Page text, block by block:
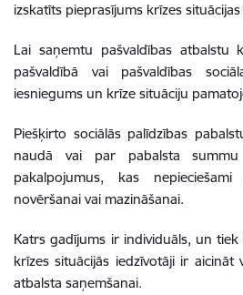
izskatīts pieprasījums krīzes
Lai saņemtu pašvaldības atbalstu
pašvaldībā vai pašvaldības
iesniegums un krīze situāciju
Piešķirto sociālās palīdzības
naudā vai par pabalsta
pakalpojumus, kas
novēršanai vai mazināšanai.
Katrs gadījums ir individuāls, un
krīzes situācijās iedzīvotāji ir aicināt
atbalsta saņemšanai.